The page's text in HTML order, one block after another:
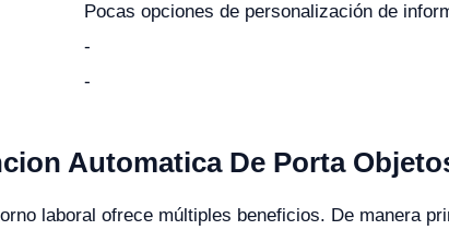
Pocas opciones de personalización de
-
-
Automatica De Porta
laboral ofrece múltiples beneficios. De manera